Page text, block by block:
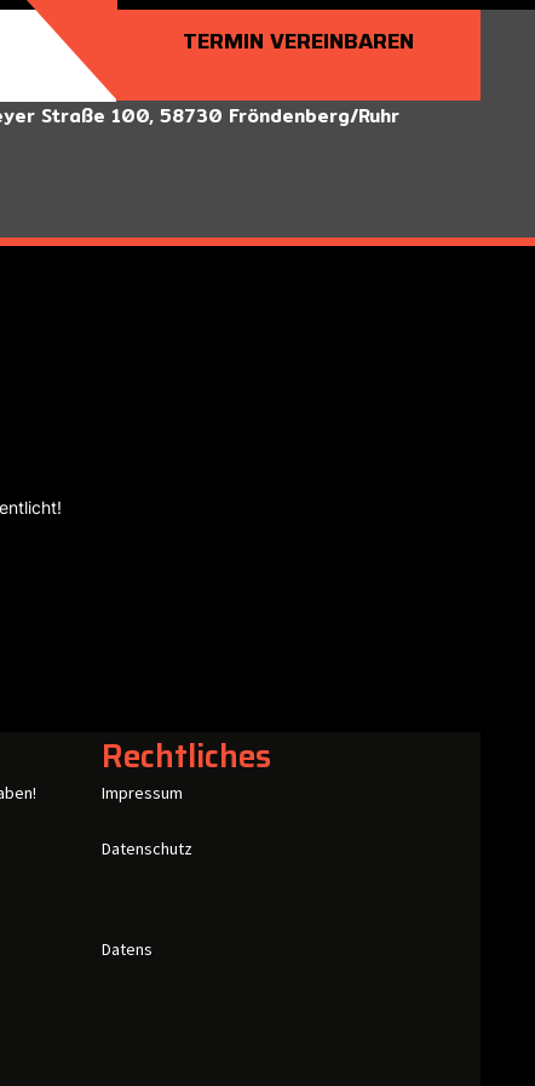
TERMIN VEREINBAREN
Straße 100, 58730 Fröndenberg/Ruhr
Rechtliches
Impressum
Datenschutz
Datens